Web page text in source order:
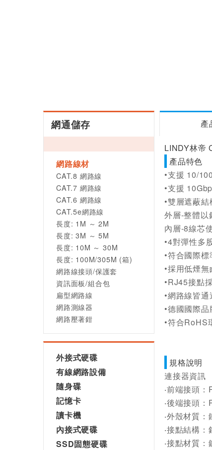
網通儲存
網路線材
CAT.8 網路線
CAT.7 網路線
CAT.6 網路線
CAT.5e網路線
長度: 1M ～ 2M
長度: 3M ～ 5M
長度: 10M ～ 30M
長度: 100M/305M (箱)
網路線接頭/保護套
資訊面板/組合包
扁型網路線
網路測線器
網路壓著鉗
外接式硬碟
有線網路設備
隨身碟
記憶卡
讀卡機
內接式硬碟
SSD固態硬碟
產
LINDY林帝
產品特色
•支援 10/
•支援
•雙層遮蔽結
外層-整體以
內層-8線芯
•4對彈性多
•符合國際
•採用低煙
•RJ45接點
•網路線皆
•德國國際
•符合RoHS
規格說明
連接器資訊
‧前端接頭
‧後端接頭
‧外殼材質
‧接點結構：
‧接點材質：